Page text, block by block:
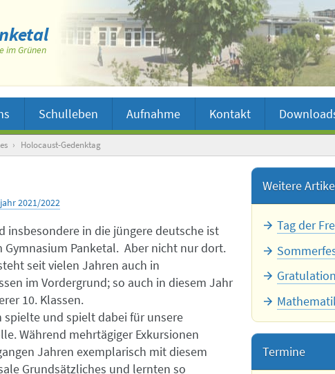
im Grünen
Schulleben Aufnahme Kontakt
› Holocaust-Gedenktag
2021/2022
insbesondere in die jüngere deutsche ist
Gymnasium Panketal. Aber nicht nur dort.
seit vielen Jahren auch in
im Vordergrund; so auch in diesem Jahr
10. Klassen.
spielte und spielt dabei für unsere
Während mehrtägiger Exkursionen
Jahren exemplarisch mit diesem
Grundsätzliches und lernten so
Weitere
Tag der
Termine